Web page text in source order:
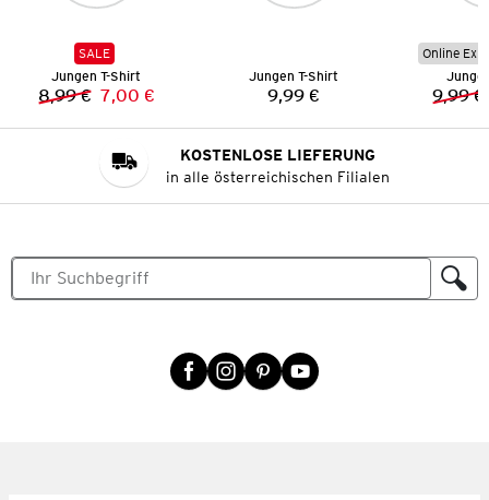
SALE
Jungen T-Shirt
Vorheriger Preis:
8,99 € Neuer Preis:
7,00 €
Jungen T-Shirt
Preis:
9,99 €
Online
9,99 €
KOSTENLOSE LIEFERUNG
in alle österreichischen Filialen